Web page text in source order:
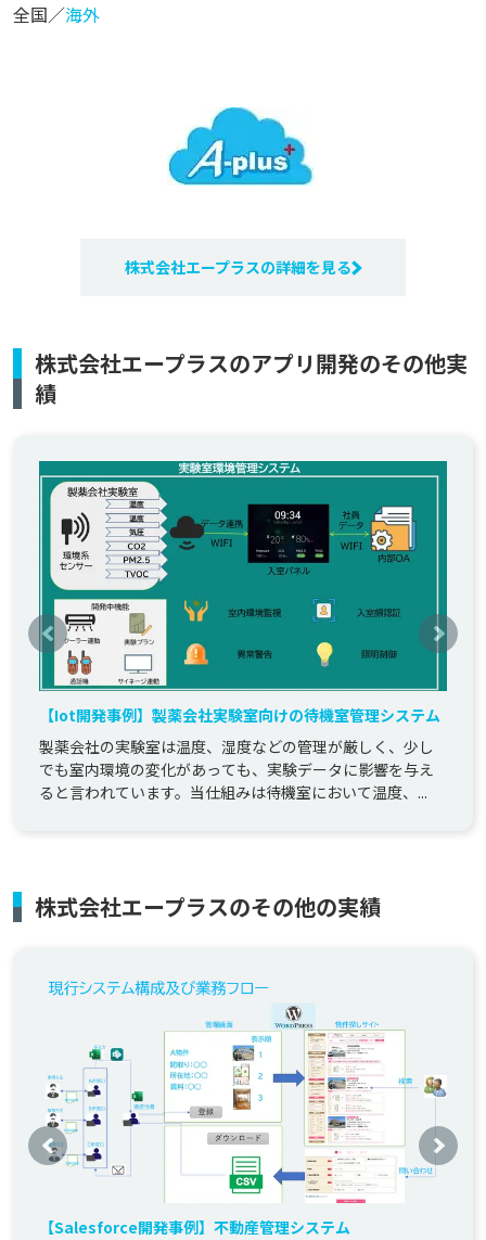
全国／海外
株式会社エープラスの詳細を見る
株式会社エープラスのアプリ開発のその他実
績
【Iot開発事例】製薬会社実験室向けの待機室管理システム
製薬会社の実験室は温度、湿度などの管理が厳しく、少し
でも室内環境の変化があっても、実験データに影響を与え
ると言われています。当仕組みは待機室において温度、...
株式会社エープラスのその他の実績
【Salesforce開発事例】不動産管理システム